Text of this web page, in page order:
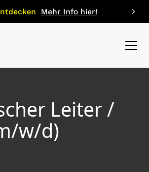
Mehr Info hier!
Leiter /
w/d)